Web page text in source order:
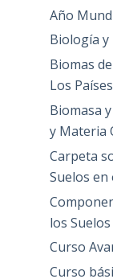
Año
Biología y
Biomas
Los Países
Biomasa
y Materia
Carpeta
Suelos en
los Suelos
Curso
Curso